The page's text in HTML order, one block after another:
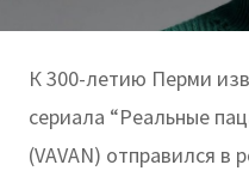
К 300-летию Перми
сериала “Реальные
(VAVAN) отправился в